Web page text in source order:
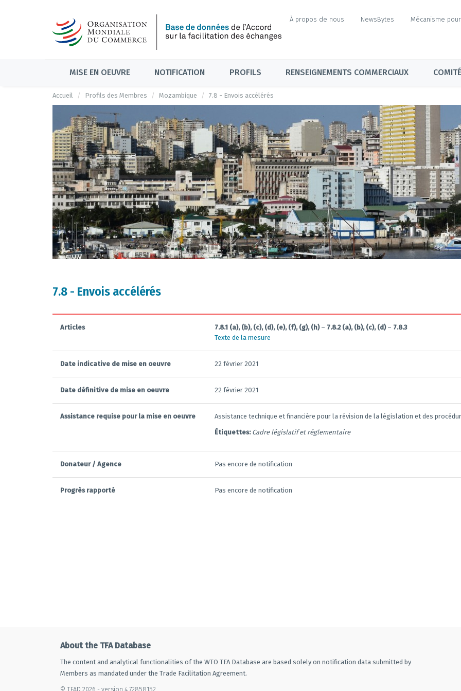
À propos de nous NewsBytes Mécanisme pour
MISE EN OEUVRE NOTIFICATION PROFILS RENSEIGNEMENTS COMMERCIAUX
Accueil Profils des Membres Mozambique 7.8 - Envois accélérés
7.8 - Envois accélérés
Articles 7.8.1 (a), (b), (c), (d), (e), (f), (g), (h)– 7.8.2 (a), (b), (c), (d)– 7.8.3
Texte de la mesure
Date indicative de mise en oeuvre 22 février 2021
Date définitive de mise en oeuvre 22 février 2021
Assistance requise pour la mise en oeuvre Assistance technique et financière pour la révision de la législation et des
Étiquettes: Cadre législatif et réglementaire
Donateur / Agence Pas encore de notification
Progrès rapporté Pas encore de notification
About the TFA Database
The content and analytical functionalities of the WTO TFA Database are based solely on notification data submitted by
Members as mandated under the Trade Facilitation Agreement.
© TFAD 2026 - version 4.72858152